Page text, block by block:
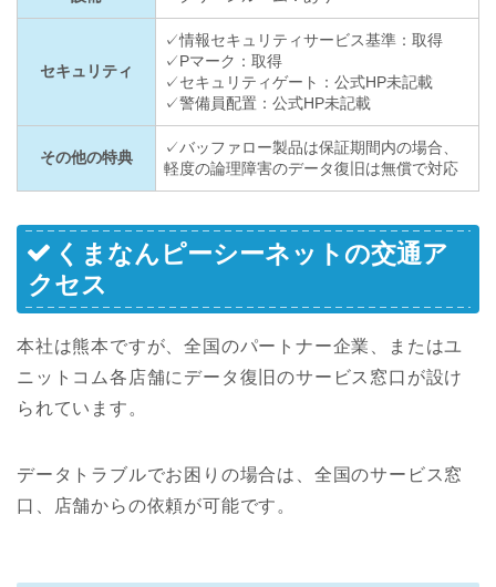
セキュリティ
✓情報セキュリティサービス基準：取得
✓Pマーク：取得
✓セキュリティゲート：公式HP未記載
✓警備員配置：公式HP未記載
その他の特典
✓バッファロー製品は保証期間内の場合、
軽度の論理障害のデータ復旧は無償で対応
くまなんピーシーネットの交通ア
クセス
本社は熊本ですが、全国のパートナー企業、またはユ
ニットコム各店舗にデータ復旧のサービス窓口が設け
られています。
データトラブルでお困りの場合は、全国のサービス窓
口、店舗からの依頼が可能です。